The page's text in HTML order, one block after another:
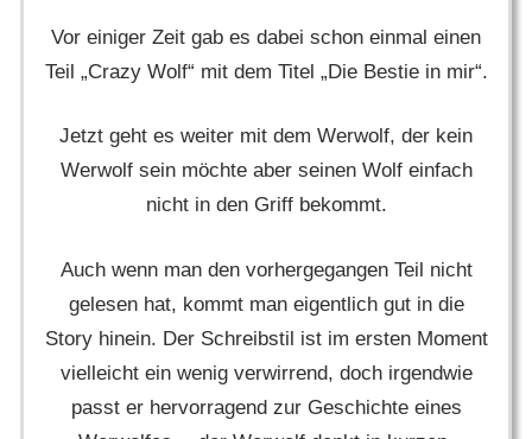
Vor einiger Zeit gab es dabei schon einmal einen
Teil „Crazy Wolf“ mit dem Titel „Die Bestie in mir“.
Jetzt geht es weiter mit dem Werwolf, der kein
Werwolf sein möchte aber seinen Wolf einfach
nicht in den Griff bekommt.
Auch wenn man den vorhergegangen Teil nicht
gelesen hat, kommt man eigentlich gut in die
Story hinein. Der Schreibstil ist im ersten Moment
vielleicht ein wenig verwirrend, doch irgendwie
passt er hervorragend zur Geschichte eines